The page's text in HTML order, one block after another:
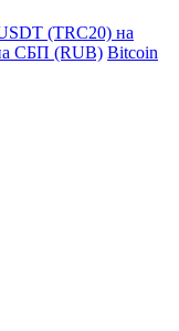
(TRC20) на
СБП (RUB) Bitcoin